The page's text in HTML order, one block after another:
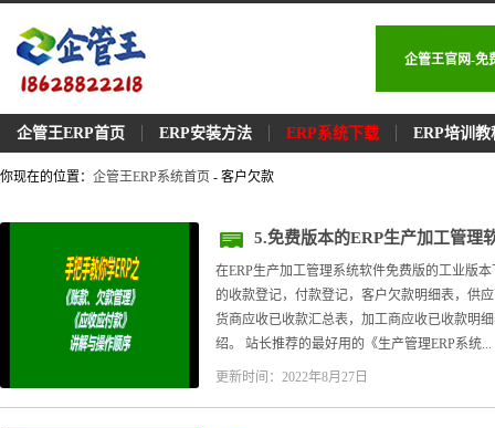
企管王官网-免
企管王ERP首页 ERP安装方法 ERP系统下载 ERP培训教
你现在的位置： 企管王ERP系统首页 - 客户欠款
5.免费版本的ERP生产加工管理
在ERP生产加工管理系统软件免费版的工业版
的收款登记，付款登记，客户欠款明细表，供
货商应收已收款汇总表，加工商应收已收款明
绍。 站长推荐的最好用的《生产管理ERP系统...
更新时间：2022年8月27日